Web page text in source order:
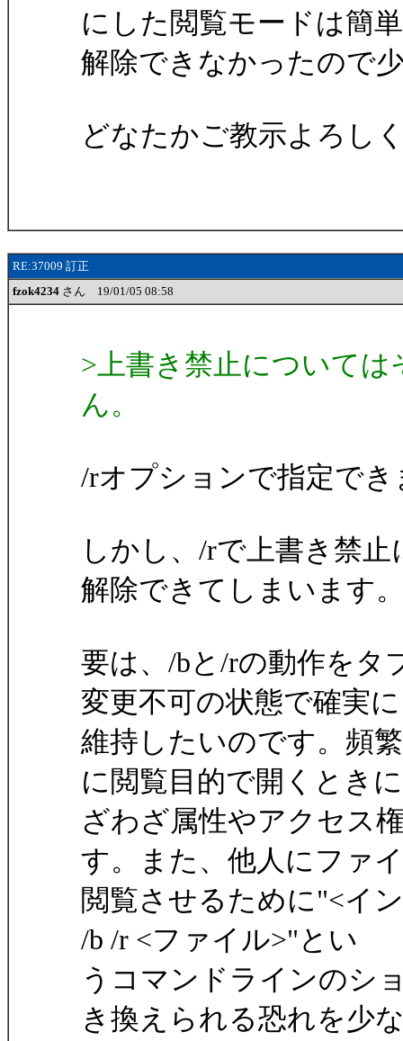
にした閲覧モードは簡
解除できなかったので
どなたかご教示よろし
RE:37009 訂正
fzok4234 さん 19/01/05 08:58
>上書き禁止について
ん。
/rオプションで指定で
しかし、/rで上書き禁
解除できてしまいます
要は、/bと/rの動作をタ
変更不可の状態で確実に
維持したいのです。頻
に閲覧目的で開くとき
ざわざ属性やアクセス
す。また、他人にファ
閲覧させるために"<イ
/b /r <ファイル>"とい
うコマンドラインのシ
き換えられる恐れを少